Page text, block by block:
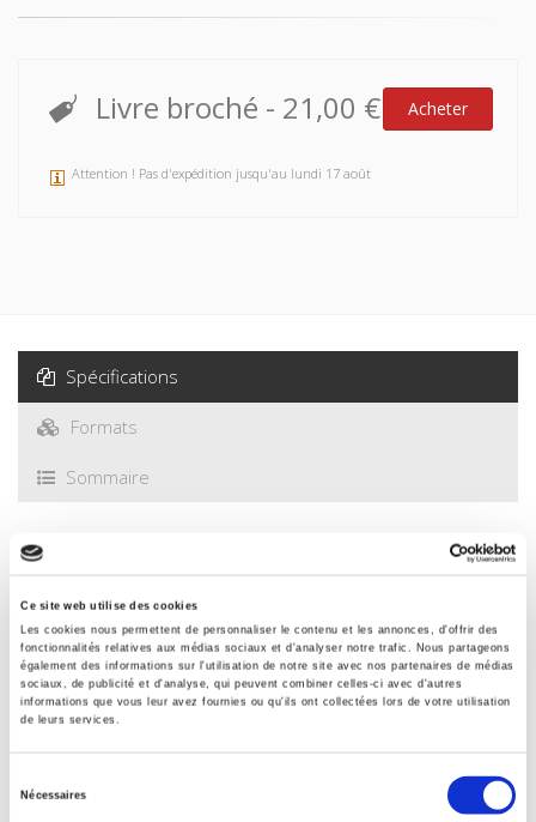
Ce site web utilise des cookies
Les cookies nous permettent de personnaliser le contenu et les annonces, d'offrir des
fonctionnalités relatives aux médias sociaux et d'analyser notre trafic. Nous partageons
également des informations sur l'utilisation de notre site avec nos partenaires de médias
sociaux, de publicité et d'analyse, qui peuvent combiner celles-ci avec d'autres
informations que vous leur avez fournies ou qu'ils ont collectées lors de votre utilisation
de leurs services.
Nécessaires
Livre broché - 21,00 € Acheter
Attention ! Pas d'expédition jusqu'au lundi 17 août
Spécifications
Formats
Sommaire
Spécifications
Éditeur
Presses de Sciences Po
Auteur
Revue
Revue française de science politique
ISSN